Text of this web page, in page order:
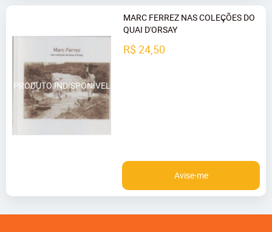
MARC FERREZ NAS COLEÇÕES DO
QUAI D'ORSAY
R$ 24,50
Avise-me